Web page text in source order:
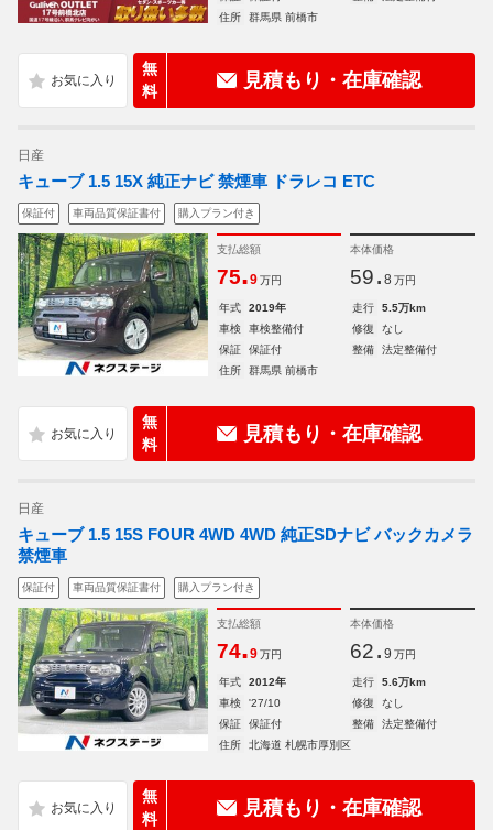
住所
群馬県 前橋市
無
料
見積もり・在庫確認
日産
キューブ 1.5 15X 純正ナビ 禁煙車 ドラレコ ETC
保証付 車両品質保証書付 購入プラン付き
支払総額
75.9 万円
本体価格
59. 8 万円
年式 2019年 走行
5.5万km
車検
車検整備付 修復
なし
保証
保証付 整備
法定整備付
住所
群馬県 前橋市
無
料
見積もり・在庫確認
日産
キューブ 1.5 15S FOUR 4WD 4WD 純正SDナビ バックカメラ
禁煙車
保証付 車両品質保証書付 購入プラン付き
支払総額
74.9 万円
本体価格
62. 9 万円
年式 2012年 走行
5.6万km
車検
'27/10 修復
なし
保証
保証付 整備
法定整備付
住所
北海道 札幌市厚別区
無
料
見積もり・在庫確認